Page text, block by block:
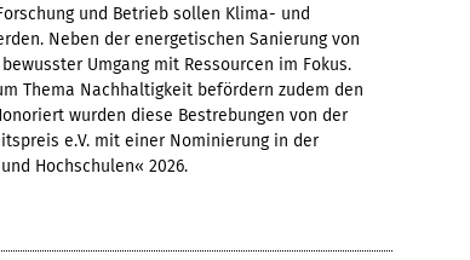
und Betrieb sollen Klima- und
Neben der energetischen Sanierung von
Umgang mit Ressourcen im Fokus.
Thema Nachhaltigkeit befördern zudem den
wurden diese Bestrebungen von der
e.V. mit einer Nominierung in der
Hochschulen« 2026.